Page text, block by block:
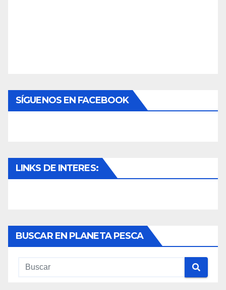
SÍGUENOS EN FACEBOOK
LINKS DE INTERES:
BUSCAR EN PLANETA PESCA